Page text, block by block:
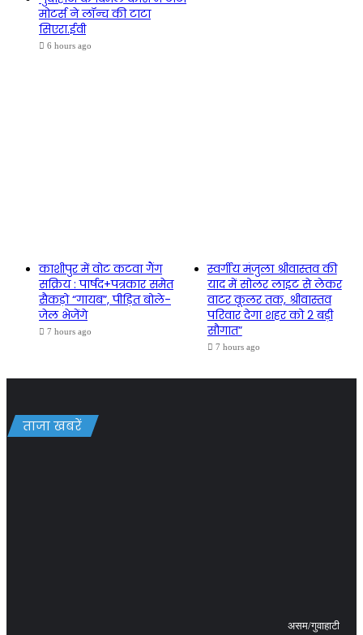
मोटर्स ने लॉन्च की टाटा
सिएरा.ईवी
6 hours ago
काशीपुर में वोट कटवा गैंग
सक्रिय : पार्षद+पत्रकार समेत
सैकड़ो “गायब”, पीड़ित बोले-
जेल भेजेंगे
7 hours ago
स्वर्गीय मंजुला श्रीवास्तव की
याद में सोलर लाइट से लेकर
वाटर कूलर तक, श्रीवास्तव
परिवार देगा शहर को 2 बड़ी
सौगात”
7 hours ago
ताजा खबरें
असम/गुवाहाटी